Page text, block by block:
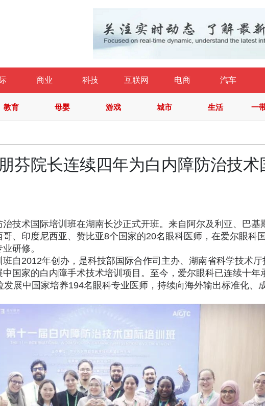
商业 科技 互联网 电商 汽车
教育 母婴 游戏 城市 生活 一
芬院长连续四年为白内障防治技术
技术国际培训班在湖南长沙正式开班。来自阿尔及利亚、巴基
、印度尼西亚、赞比亚8个国家的20名眼科医师，在爱尔眼科
研修。
自2012年创办，是科技部国际合作司主办、湖南省科学技术
国家的白内障手术技术培训项目。至今，爱尔眼科已连续十年
展中国家培养194名眼科专业医师，持续向海外输出标准化、
溪谷留香×岁